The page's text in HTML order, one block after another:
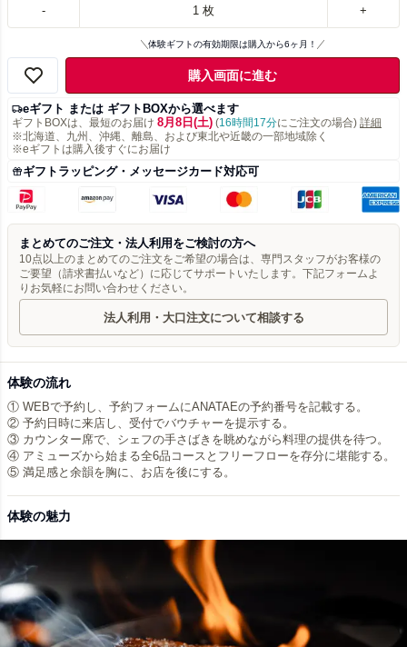
- 1 枚 +
体験ギフトの有効期限は購入から6ヶ月！
購入画面に進む
eギフト または ギフトBOXから選べます
ギフトBOXは、最短のお届け 8月8日(土) (16時間17分にご注文の場合) 詳細
※北海道、九州、沖縄、離島、および東北や近畿の一部地域除く
※eギフトは購入後すぐにお届け
ギフトラッピング・メッセージカード対応可
まとめてのご注文・法人利用をご検討の方へ
10点以上のまとめてのご注文をご希望の場合は、専門スタッフがお客様の
ご要望（請求書払いなど）に応じてサポートいたします。下記フォームよ
りお気軽にお問い合わせください。
法人利用・大口注文について相談する
体験の流れ
① WEBで予約し、予約フォームにANATAEの予約番号を記載する。
② 予約日時に来店し、受付でバウチャーを提示する。
③ カウンター席で、シェフの手さばきを眺めながら料理の提供を待つ。
④ アミューズから始まる全6品コースとフリーフローを存分に堪能する。
⑤ 満足感と余韻を胸に、お店を後にする。
体験の魅力